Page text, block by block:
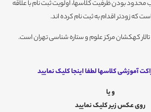
محدود بودن ظرفیت کلاسها، اولویت ثبت نام با علاقه
که زودتر اقدام به ثبت نام کرده اند.
تالار کهکشان مرکز علوم و ستاره شناسی تهران است.
آموزشی کلاسها لطفا اینجا کلیک نمایید
و یا
روی عکس زیر کلیک نمایید